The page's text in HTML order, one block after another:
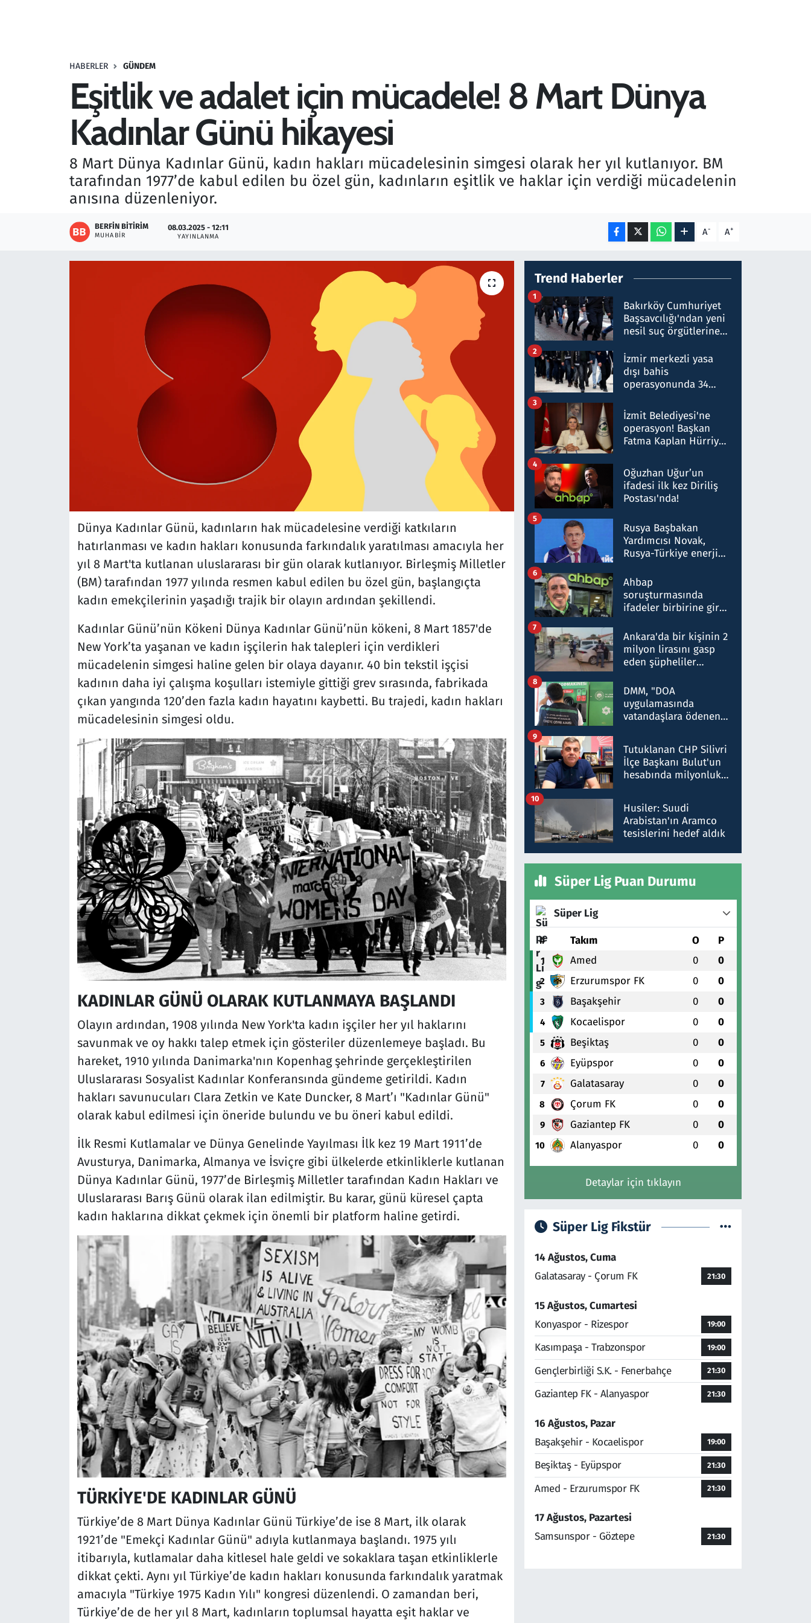
HABERLER GÜNDEM
Eşitlik ve adalet için mücadele! 8 Mart Dünya
Kadınlar Günü hikayesi
8 Mart Dünya Kadınlar Günü, kadın hakları mücadelesinin simgesi olarak her yıl kutlanıyor. BM
tarafından 1977’de kabul edilen bu özel gün, kadınların eşitlik ve haklar için verdiği mücadelenin
anısına düzenleniyor.
BERFIN BITIRIM
MUHABIR
08.03.2025 - 12:11
YAYINLANMA A- A+
Dünya Kadınlar Günü, kadınların hak mücadelesine verdiği katkıların
hatırlanması ve kadın hakları konusunda farkındalık yaratılması amacıyla her
yıl 8 Mart'ta kutlanan uluslararası bir gün olarak kutlanıyor. Birleşmiş Milletler
(BM) tarafından 1977 yılında resmen kabul edilen bu özel gün, başlangıçta
kadın emekçilerinin yaşadığı trajik bir olayın ardından şekillendi.
Kadınlar Günü’nün Kökeni Dünya Kadınlar Günü’nün kökeni, 8 Mart 1857'de
New York’ta yaşanan ve kadın işçilerin hak talepleri için verdikleri
mücadelenin simgesi haline gelen bir olaya dayanır. 40 bin tekstil işçisi
kadının daha iyi çalışma koşulları istemiyle gittiği grev sırasında, fabrikada
çıkan yangında 120’den fazla kadın hayatını kaybetti. Bu trajedi, kadın hakları
mücadelesinin simgesi oldu.
KADINLAR GÜNÜ OLARAK KUTLANMAYA BAŞLANDI
Olayın ardından, 1908 yılında New York'ta kadın işçiler her yıl haklarını
savunmak ve oy hakkı talep etmek için gösteriler düzenlemeye başladı. Bu
hareket, 1910 yılında Danimarka'nın Kopenhag şehrinde gerçekleştirilen
Uluslararası Sosyalist Kadınlar Konferansında gündeme getirildi. Kadın
hakları savunucuları Clara Zetkin ve Kate Duncker, 8 Mart’ı "Kadınlar Günü"
olarak kabul edilmesi için öneride bulundu ve bu öneri kabul edildi.
İlk Resmi Kutlamalar ve Dünya Genelinde Yayılması İlk kez 19 Mart 1911’de
Avusturya, Danimarka, Almanya ve İsviçre gibi ülkelerde etkinliklerle kutlanan
Dünya Kadınlar Günü, 1977’de Birleşmiş Milletler tarafından Kadın Hakları ve
Uluslararası Barış Günü olarak ilan edilmiştir. Bu karar, günü küresel çapta
kadın haklarına dikkat çekmek için önemli bir platform haline getirdi.
TÜRKİYE'DE KADINLAR GÜNÜ
Türkiye’de 8 Mart Dünya Kadınlar Günü Türkiye’de ise 8 Mart, ilk olarak
1921’de "Emekçi Kadınlar Günü" adıyla kutlanmaya başlandı. 1975 yılı
itibarıyla, kutlamalar daha kitlesel hale geldi ve sokaklara taşan etkinliklerle
dikkat çekti. Aynı yıl Türkiye’de kadın hakları konusunda farkındalık yaratmak
amacıyla "Türkiye 1975 Kadın Yılı" kongresi düzenlendi. O zamandan beri,
Türkiye’de de her yıl 8 Mart, kadınların toplumsal hayatta eşit haklar ve
Trend Haberler
Bakırköy Cumhuriyet
Başsavcılığı'ndan yeni
nesil suç örgütlerine
hakkında gözaltı kararı
1
İzmir merkezli yasa
dışı bahis
operasyonunda 34
Milyar liralık para
trafiği tespit edildi
2
İzmit Belediyesi'ne
operasyon! Başkan
Fatma Kaplan Hürriyet
3
Oğuzhan Uğur’un
ifadesi ilk kez Diriliş
Postası'nda!
4
Rusya Başbakan
Yardımcısı Novak,
Rusya-Türkiye enerji
nitelikte olduğunu
belirtti
5
Ahbap
soruşturmasında
ifadeler birbirine girdi:
ifadelerinden ortaya
çıkan tablo şok etti
6
Ankara'da bir kişinin 2
milyon lirasını gasp
eden şüpheliler
7
DMM, "DOA
uygulamasında
vatandaşlara ödenen
düşürüldüğü" iddiasını
yalanladı
8
Tutuklanan CHP Silivri
İlçe Başkanı Bulut'un
hesabında milyonluk
talimat verdi, ben
gönderdim
9
Husiler: Suudi
Arabistan'ın Aramco
tesislerini hedef aldık
10
Süper Lig Puan Durumu
Süper Lig
# Takım O P
1 Amed 0 0
2 Erzurumspor FK 0 0
3 Başakşehir 0 0
4 Kocaelispor 0 0
5 Beşiktaş 0 0
6 Eyüpspor 0 0
7 Galatasaray 0 0
8 Çorum FK 0 0
9 Gaziantep FK 0 0
10 Alanyaspor 0 0
Detaylar için tıklayın
Süper Lig Fikstür
14 Ağustos, Cuma
Galatasaray - Çorum FK
21:30
15 Ağustos, Cumartesi
Konyaspor - Rizespor
19:00
Kasımpaşa - Trabzonspor 19:00
Gençlerbirliği S.K. - Fenerbahçe 21:30
Gaziantep FK - Alanyaspor 21:30
16 Ağustos, Pazar
Başakşehir - Kocaelispor
19:00
Beşiktaş - Eyüpspor 21:30
Amed - Erzurumspor FK 21:30
17 Ağustos, Pazartesi
Samsunspor - Göztepe
21:30
Savunma Sanayi
Televizyon